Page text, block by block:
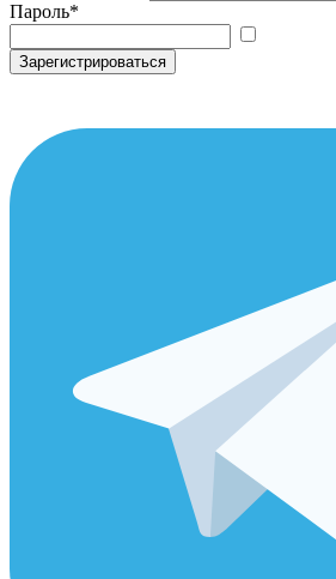
Пароль*
Зарегистрироваться